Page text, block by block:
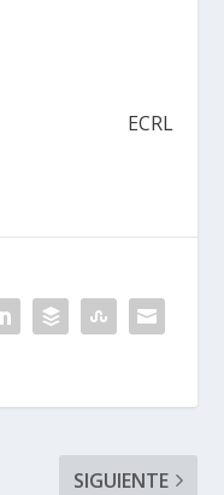
ECRL
SIGUIENTE